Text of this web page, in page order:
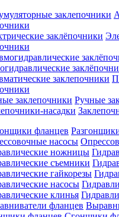
Ручные